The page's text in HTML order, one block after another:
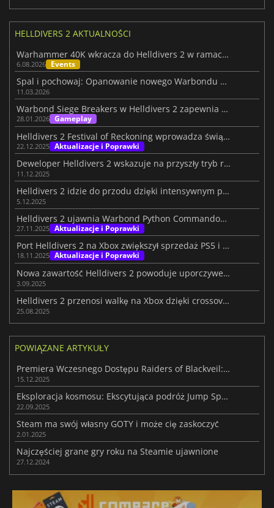
HELLDIVERS 2 AKTUALNOŚCI
Warhammer 40K wkracza do Helldivers 2 w ramach epickiej nowej współpracy
6.08.2026 Events
Spal i pochowaj: Opanowanie nowego Warbondu Helldivers 2
11.03.2026
Warbond Siege Breakers w Helldivers 2 zapewnia brutalną siłę ognia
28.01.2026 Gameplay
Helldivers 2 Festival of Reckoning wprowadza świąteczny chaos
22.12.2025 Aktualizacje i Poprawki
Deweloper Helldivers 2 wskazuje na przyszły tryb roguelite
11.12.2025
Helldivers 2 idzie do przodu dzięki intensywnym pracom optymalizacyjnym
5.12.2025
Helldivers 2 ujawnia Warbond Python Commandos na grudzień 2025
27.11.2025 Aktualizacje i Poprawki
Port Helldivers 2 na Xbox zwiększył sprzedaż PS5 i PC, potwierdza Sony
18.11.2025 Aktualizacje i Poprawki
Nowa zawartość Helldivers 2 powoduje uporczywe problemy z wydajnością
3.09.2025
Helldivers 2 przenosi walkę na Xbox dzięki crossoverowi Halo: ODST
25.08.2025
POWIĄZANE ARTYKUŁY
Premiera Wczesnego Dostępu Raiders of Blackveil: MOBA spotyka Roguelite
15.12.2025
Eksploracja kosmosu: Ekscytująca podróż Jump Space w trybie kooperacji
22.09.2025
Steam ma swój własny GOTY i może cię zaskoczyć
2.01.2025
Najczęściej grane gry roku na Steamie ujawnione
27.12.2024